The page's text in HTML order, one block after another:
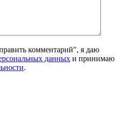
комментарий", я даю
данных и принимаю
.